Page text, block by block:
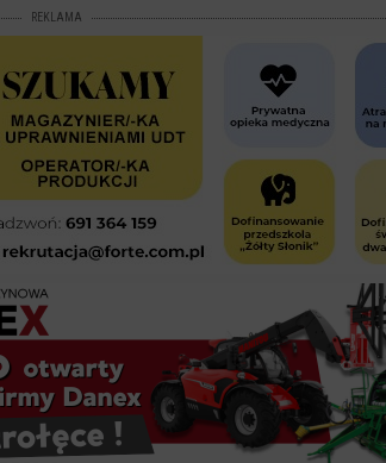
REKLAMA